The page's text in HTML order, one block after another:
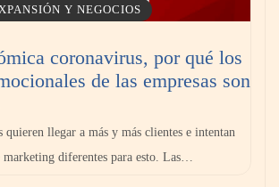
Y NEGOCIOS
coronavirus, por qué los
de las empresas son
quieren llegar a más y más clientes e intentan
marketing diferentes para esto. Las…